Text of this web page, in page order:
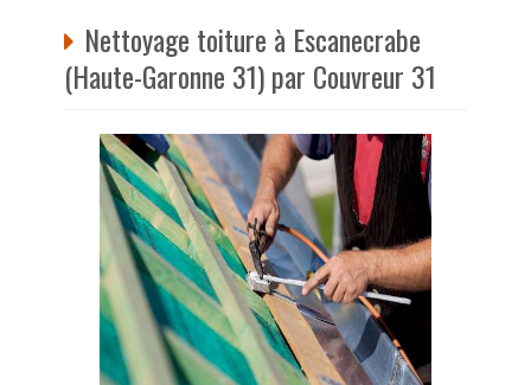
Nettoyage toiture à Escanecrabe
(Haute-Garonne 31) par Couvreur 31